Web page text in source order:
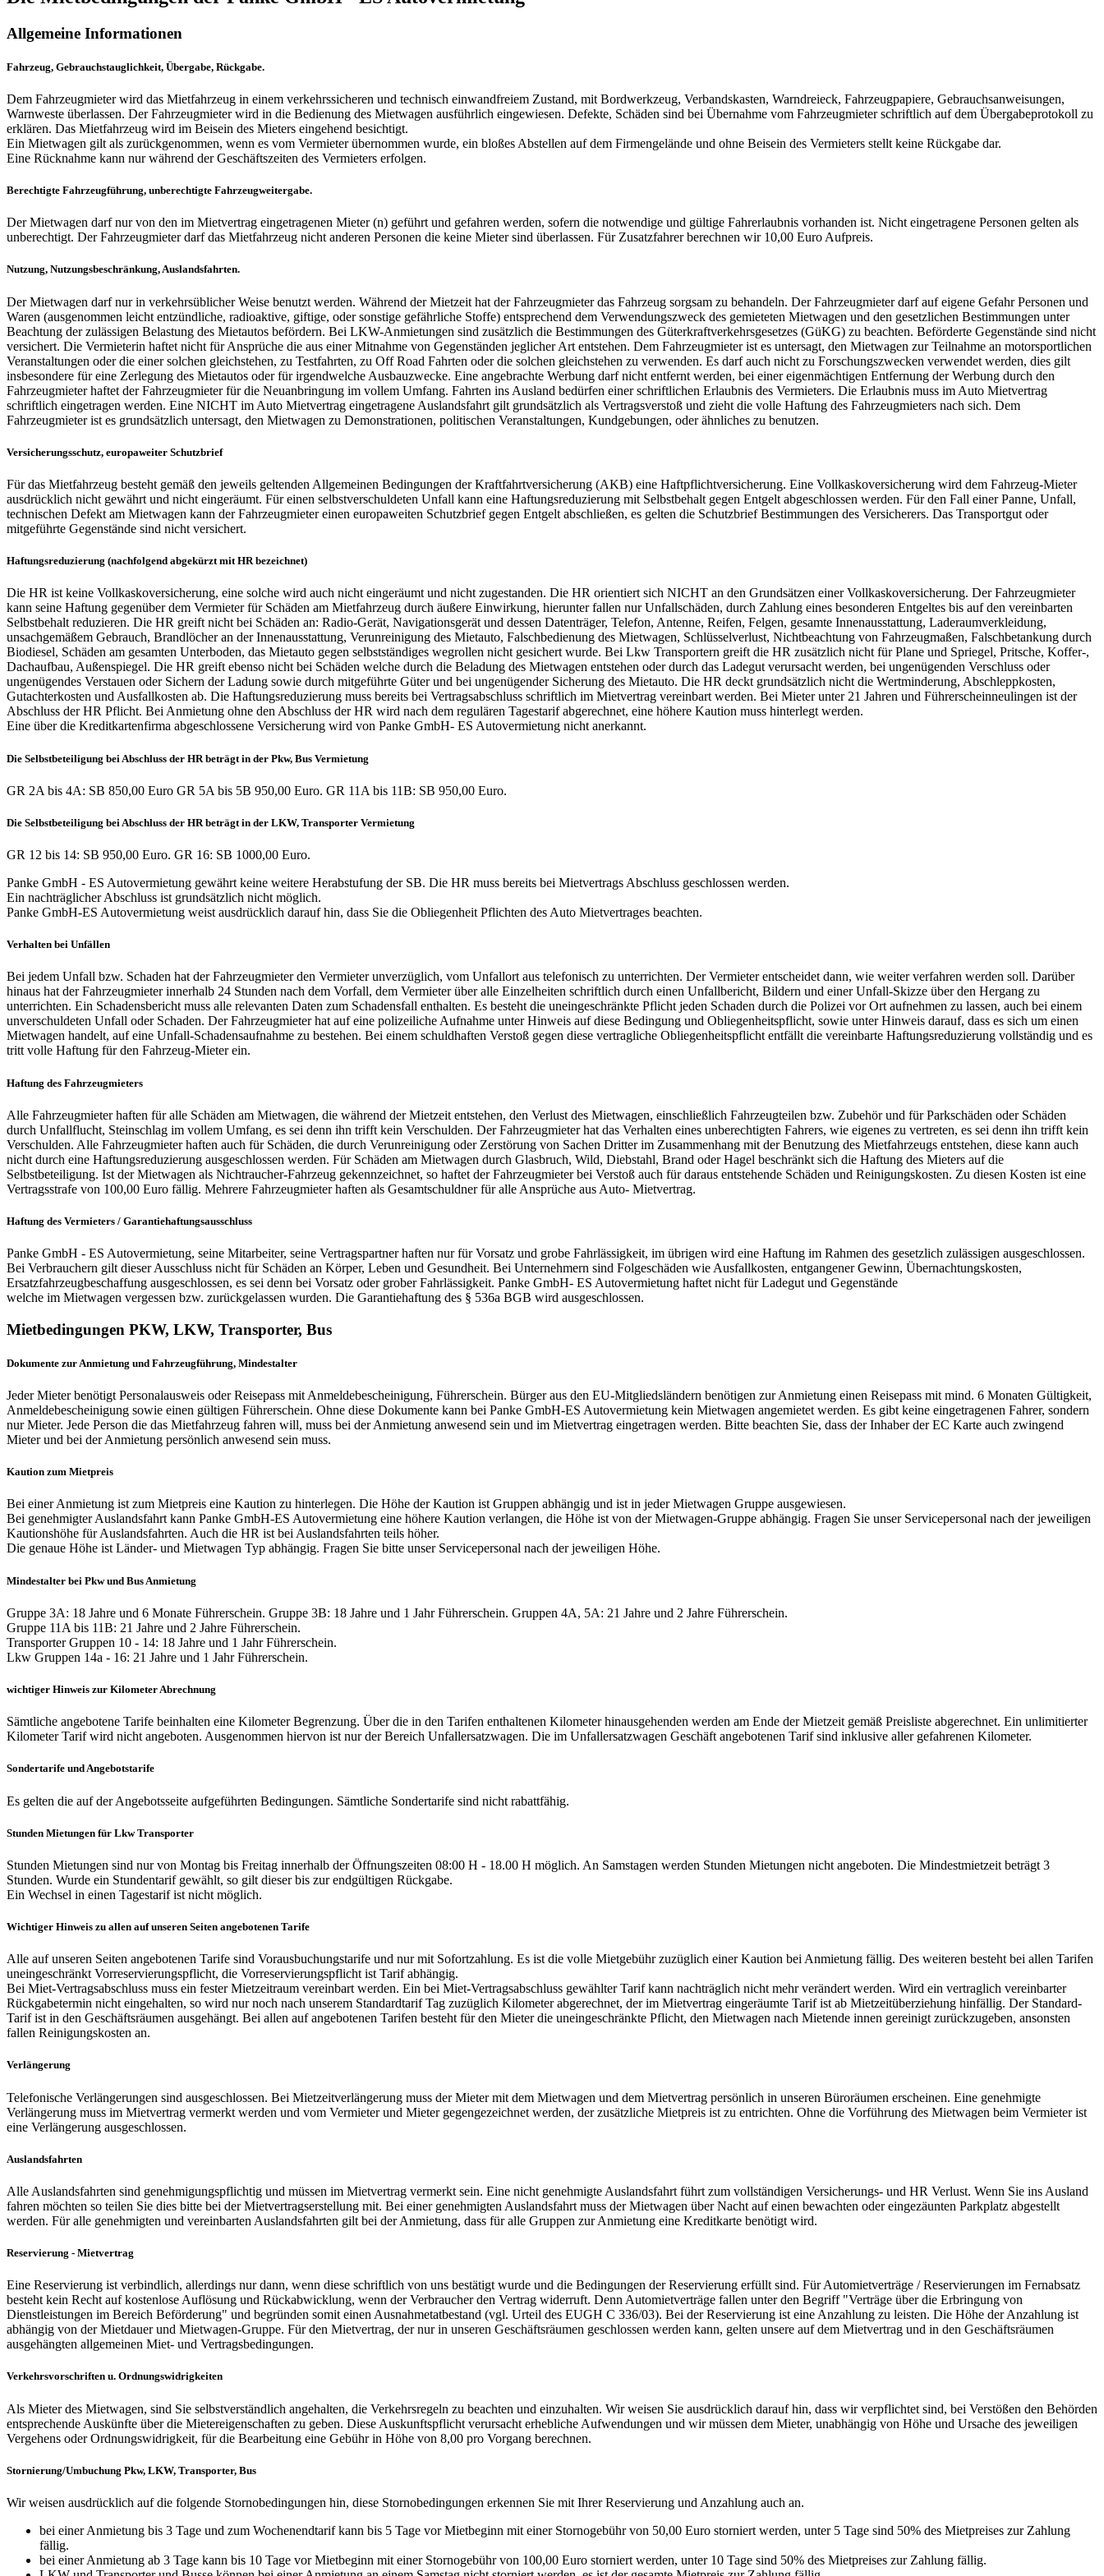
Allgemeine Informationen
Fahrzeug, Gebrauchstauglichkeit, Übergabe, Rückgabe.
Dem Fahrzeugmieter wird das Mietfahrzeug in einem verkehrssicheren und technisch einwandfreiem Zustand, mit Bordwerkzeug, Verbandskasten, Warndreieck, Fahrzeugpapiere, Gebrauchsanweisungen,
Warnweste überlassen. Der Fahrzeugmieter wird in die Bedienung des Mietwagen ausführlich eingewiesen. Defekte, Schäden sind bei Übernahme vom Fahrzeugmieter schriftlich auf dem Übergabeprotokoll zu
erklären. Das Mietfahrzeug wird im Beisein des Mieters eingehend besichtigt.
Ein Mietwagen gilt als zurückgenommen, wenn es vom Vermieter übernommen wurde, ein bloßes Abstellen auf dem Firmengelände und ohne Beisein des Vermieters stellt keine Rückgabe dar.
Eine Rücknahme kann nur während der Geschäftszeiten des Vermieters erfolgen.
Berechtigte Fahrzeugführung, unberechtigte Fahrzeugweitergabe.
Der Mietwagen darf nur von den im Mietvertrag eingetragenen Mieter (n) geführt und gefahren werden, sofern die notwendige und gültige Fahrerlaubnis vorhanden ist. Nicht eingetragene Personen gelten als
unberechtigt. Der Fahrzeugmieter darf das Mietfahrzeug nicht anderen Personen die keine Mieter sind überlassen. Für Zusatzfahrer berechnen wir 10,00 Euro Aufpreis.
Nutzung, Nutzungsbeschränkung, Auslandsfahrten.
Der Mietwagen darf nur in verkehrsüblicher Weise benutzt werden. Während der Mietzeit hat der Fahrzeugmieter das Fahrzeug sorgsam zu behandeln. Der Fahrzeugmieter darf auf eigene Gefahr Personen und
Waren (ausgenommen leicht entzündliche, radioaktive, giftige, oder sonstige gefährliche Stoffe) entsprechend dem Verwendungszweck des gemieteten Mietwagen und den gesetzlichen Bestimmungen unter
Beachtung der zulässigen Belastung des Mietautos befördern. Bei LKW-Anmietungen sind zusätzlich die Bestimmungen des Güterkraftverkehrsgesetzes (GüKG) zu beachten. Beförderte Gegenstände sind nicht
versichert. Die Vermieterin haftet nicht für Ansprüche die aus einer Mitnahme von Gegenständen jeglicher Art entstehen. Dem Fahrzeugmieter ist es untersagt, den Mietwagen zur Teilnahme an motorsportlichen
Veranstaltungen oder die einer solchen gleichstehen, zu Testfahrten, zu Off Road Fahrten oder die solchen gleichstehen zu verwenden. Es darf auch nicht zu Forschungszwecken verwendet werden, dies gilt
insbesondere für eine Zerlegung des Mietautos oder für irgendwelche Ausbauzwecke. Eine angebrachte Werbung darf nicht entfernt werden, bei einer eigenmächtigen Entfernung der Werbung durch den
Fahrzeugmieter haftet der Fahrzeugmieter für die Neuanbringung im vollem Umfang. Fahrten ins Ausland bedürfen einer schriftlichen Erlaubnis des Vermieters. Die Erlaubnis muss im Auto Mietvertrag
schriftlich eingetragen werden. Eine NICHT im Auto Mietvertrag eingetragene Auslandsfahrt gilt grundsätzlich als Vertragsverstoß und zieht die volle Haftung des Fahrzeugmieters nach sich. Dem
Fahrzeugmieter ist es grundsätzlich untersagt, den Mietwagen zu Demonstrationen, politischen Veranstaltungen, Kundgebungen, oder ähnliches zu benutzen.
Versicherungsschutz, europaweiter Schutzbrief
Für das Mietfahrzeug besteht gemäß den jeweils geltenden Allgemeinen Bedingungen der Kraftfahrtversicherung (AKB) eine Haftpflichtversicherung. Eine Vollkaskoversicherung wird dem Fahrzeug-Mieter
ausdrücklich nicht gewährt und nicht eingeräumt. Für einen selbstverschuldeten Unfall kann eine Haftungsreduzierung mit Selbstbehalt gegen Entgelt abgeschlossen werden. Für den Fall einer Panne, Unfall,
technischen Defekt am Mietwagen kann der Fahrzeugmieter einen europaweiten Schutzbrief gegen Entgelt abschließen, es gelten die Schutzbrief Bestimmungen des Versicherers. Das Transportgut oder
mitgeführte Gegenstände sind nicht versichert.
Haftungsreduzierung (nachfolgend abgekürzt mit HR bezeichnet)
Die HR ist keine Vollkaskoversicherung, eine solche wird auch nicht eingeräumt und nicht zugestanden. Die HR orientiert sich NICHT an den Grundsätzen einer Vollkaskoversicherung. Der Fahrzeugmieter
kann seine Haftung gegenüber dem Vermieter für Schäden am Mietfahrzeug durch äußere Einwirkung, hierunter fallen nur Unfallschäden, durch Zahlung eines besonderen Entgeltes bis auf den vereinbarten
Selbstbehalt reduzieren. Die HR greift nicht bei Schäden an: Radio-Gerät, Navigationsgerät und dessen Datenträger, Telefon, Antenne, Reifen, Felgen, gesamte Innenausstattung, Laderaumverkleidung,
unsachgemäßem Gebrauch, Brandlöcher an der Innenausstattung, Verunreinigung des Mietauto, Falschbedienung des Mietwagen, Schlüsselverlust, Nichtbeachtung von Fahrzeugmaßen, Falschbetankung durch
Biodiesel, Schäden am gesamten Unterboden, das Mietauto gegen selbstständiges wegrollen nicht gesichert wurde. Bei Lkw Transportern greift die HR zusätzlich nicht für Plane und Spriegel, Pritsche, Koffer-,
Dachaufbau, Außenspiegel. Die HR greift ebenso nicht bei Schäden welche durch die Beladung des Mietwagen entstehen oder durch das Ladegut verursacht werden, bei ungenügenden Verschluss oder
ungenügendes Verstauen oder Sichern der Ladung sowie durch mitgeführte Güter und bei ungenügender Sicherung des Mietauto. Die HR deckt grundsätzlich nicht die Wertminderung, Abschleppkosten,
Gutachterkosten und Ausfallkosten ab. Die Haftungsreduzierung muss bereits bei Vertragsabschluss schriftlich im Mietvertrag vereinbart werden. Bei Mieter unter 21 Jahren und Führerscheinneulingen ist der
Abschluss der HR Pflicht. Bei Anmietung ohne den Abschluss der HR wird nach dem regulären Tagestarif abgerechnet, eine höhere Kaution muss hinterlegt werden.
Eine über die Kreditkartenfirma abgeschlossene Versicherung wird von Panke GmbH- ES Autovermietung nicht anerkannt.
Die Selbstbeteiligung bei Abschluss der HR beträgt in der Pkw, Bus Vermietung
GR 2A bis 4A: SB 850,00 Euro GR 5A bis 5B 950,00 Euro. GR 11A bis 11B: SB 950,00 Euro.
Die Selbstbeteiligung bei Abschluss der HR beträgt in der LKW, Transporter Vermietung
GR 12 bis 14: SB 950,00 Euro. GR 16: SB 1000,00 Euro.
Panke GmbH - ES Autovermietung gewährt keine weitere Herabstufung der SB. Die HR muss bereits bei Mietvertrags Abschluss geschlossen werden.
Ein nachträglicher Abschluss ist grundsätzlich nicht möglich.
Panke GmbH-ES Autovermietung weist ausdrücklich darauf hin, dass Sie die Obliegenheit Pflichten des Auto Mietvertrages beachten.
Verhalten bei Unfällen
Bei jedem Unfall bzw. Schaden hat der Fahrzeugmieter den Vermieter unverzüglich, vom Unfallort aus telefonisch zu unterrichten. Der Vermieter entscheidet dann, wie weiter verfahren werden soll. Darüber
hinaus hat der Fahrzeugmieter innerhalb 24 Stunden nach dem Vorfall, dem Vermieter über alle Einzelheiten schriftlich durch einen Unfallbericht, Bildern und einer Unfall-Skizze über den Hergang zu
unterrichten. Ein Schadensbericht muss alle relevanten Daten zum Schadensfall enthalten. Es besteht die uneingeschränkte Pflicht jeden Schaden durch die Polizei vor Ort aufnehmen zu lassen, auch bei einem
unverschuldeten Unfall oder Schaden. Der Fahrzeugmieter hat auf eine polizeiliche Aufnahme unter Hinweis auf diese Bedingung und Obliegenheitspflicht, sowie unter Hinweis darauf, dass es sich um einen
Mietwagen handelt, auf eine Unfall-Schadensaufnahme zu bestehen. Bei einem schuldhaften Verstoß gegen diese vertragliche Obliegenheitspflicht entfällt die vereinbarte Haftungsreduzierung vollständig und es
tritt volle Haftung für den Fahrzeug-Mieter ein.
Haftung des Fahrzeugmieters
Alle Fahrzeugmieter haften für alle Schäden am Mietwagen, die während der Mietzeit entstehen, den Verlust des Mietwagen, einschließlich Fahrzeugteilen bzw. Zubehör und für Parkschäden oder Schäden
durch Unfallflucht, Steinschlag im vollem Umfang, es sei denn ihn trifft kein Verschulden. Der Fahrzeugmieter hat das Verhalten eines unberechtigten Fahrers, wie eigenes zu vertreten, es sei denn ihn trifft kein
Verschulden. Alle Fahrzeugmieter haften auch für Schäden, die durch Verunreinigung oder Zerstörung von Sachen Dritter im Zusammenhang mit der Benutzung des Mietfahrzeugs entstehen, diese kann auch
nicht durch eine Haftungsreduzierung ausgeschlossen werden. Für Schäden am Mietwagen durch Glasbruch, Wild, Diebstahl, Brand oder Hagel beschränkt sich die Haftung des Mieters auf die
Selbstbeteiligung. Ist der Mietwagen als Nichtraucher-Fahrzeug gekennzeichnet, so haftet der Fahrzeugmieter bei Verstoß auch für daraus entstehende Schäden und Reinigungskosten. Zu diesen Kosten ist eine
Vertragsstrafe von 100,00 Euro fällig. Mehrere Fahrzeugmieter haften als Gesamtschuldner für alle Ansprüche aus Auto- Mietvertrag.
Haftung des Vermieters / Garantiehaftungsausschluss
Panke GmbH - ES Autovermietung, seine Mitarbeiter, seine Vertragspartner haften nur für Vorsatz und grobe Fahrlässigkeit, im übrigen wird eine Haftung im Rahmen des gesetzlich zulässigen ausgeschlossen.
Bei Verbrauchern gilt dieser Ausschluss nicht für Schäden an Körper, Leben und Gesundheit. Bei Unternehmern sind Folgeschäden wie Ausfallkosten, entgangener Gewinn, Übernachtungskosten,
Ersatzfahrzeugbeschaffung ausgeschlossen, es sei denn bei Vorsatz oder grober Fahrlässigkeit. Panke GmbH- ES Autovermietung haftet nicht für Ladegut und Gegenstände
welche im Mietwagen vergessen bzw. zurückgelassen wurden. Die Garantiehaftung des § 536a BGB wird ausgeschlossen.
Mietbedingungen PKW, LKW, Transporter, Bus
Dokumente zur Anmietung und Fahrzeugführung, Mindestalter
Jeder Mieter benötigt Personalausweis oder Reisepass mit Anmeldebescheinigung, Führerschein. Bürger aus den EU-Mitgliedsländern benötigen zur Anmietung einen Reisepass mit mind. 6 Monaten Gültigkeit,
Anmeldebescheinigung sowie einen gültigen Führerschein. Ohne diese Dokumente kann bei Panke GmbH-ES Autovermietung kein Mietwagen angemietet werden. Es gibt keine eingetragenen Fahrer, sondern
nur Mieter. Jede Person die das Mietfahrzeug fahren will, muss bei der Anmietung anwesend sein und im Mietvertrag eingetragen werden. Bitte beachten Sie, dass der Inhaber der EC Karte auch zwingend
Mieter und bei der Anmietung persönlich anwesend sein muss.
Kaution zum Mietpreis
Bei einer Anmietung ist zum Mietpreis eine Kaution zu hinterlegen. Die Höhe der Kaution ist Gruppen abhängig und ist in jeder Mietwagen Gruppe ausgewiesen.
Bei genehmigter Auslandsfahrt kann Panke GmbH-ES Autovermietung eine höhere Kaution verlangen, die Höhe ist von der Mietwagen-Gruppe abhängig. Fragen Sie unser Servicepersonal nach der jeweiligen
Kautionshöhe für Auslandsfahrten. Auch die HR ist bei Auslandsfahrten teils höher.
Die genaue Höhe ist Länder- und Mietwagen Typ abhängig. Fragen Sie bitte unser Servicepersonal nach der jeweiligen Höhe.
Mindestalter bei Pkw und Bus Anmietung
Gruppe 3A: 18 Jahre und 6 Monate Führerschein. Gruppe 3B: 18 Jahre und 1 Jahr Führerschein. Gruppen 4A, 5A: 21 Jahre und 2 Jahre Führerschein.
Gruppe 11A bis 11B: 21 Jahre und 2 Jahre Führerschein.
Transporter Gruppen 10 - 14: 18 Jahre und 1 Jahr Führerschein.
Lkw Gruppen 14a - 16: 21 Jahre und 1 Jahr Führerschein.
wichtiger Hinweis zur Kilometer Abrechnung
Sämtliche angebotene Tarife beinhalten eine Kilometer Begrenzung. Über die in den Tarifen enthaltenen Kilometer hinausgehenden werden am Ende der Mietzeit gemäß Preisliste abgerechnet. Ein unlimitierter
Kilometer Tarif wird nicht angeboten. Ausgenommen hiervon ist nur der Bereich Unfallersatzwagen. Die im Unfallersatzwagen Geschäft angebotenen Tarif sind inklusive aller gefahrenen Kilometer.
Sondertarife und Angebotstarife
Es gelten die auf der Angebotsseite aufgeführten Bedingungen. Sämtliche Sondertarife sind nicht rabattfähig.
Stunden Mietungen für Lkw Transporter
Stunden Mietungen sind nur von Montag bis Freitag innerhalb der Öffnungszeiten 08:00 H - 18.00 H möglich. An Samstagen werden Stunden Mietungen nicht angeboten. Die Mindestmietzeit beträgt 3
Stunden. Wurde ein Stundentarif gewählt, so gilt dieser bis zur endgültigen Rückgabe.
Ein Wechsel in einen Tagestarif ist nicht möglich.
Wichtiger Hinweis zu allen auf unseren Seiten angebotenen Tarife
Alle auf unseren Seiten angebotenen Tarife sind Vorausbuchungstarife und nur mit Sofortzahlung. Es ist die volle Mietgebühr zuzüglich einer Kaution bei Anmietung fällig. Des weiteren besteht bei allen Tarifen
uneingeschränkt Vorreservierungspflicht, die Vorreservierungspflicht ist Tarif abhängig.
Bei Miet-Vertragsabschluss muss ein fester Mietzeitraum vereinbart werden. Ein bei Miet-Vertragsabschluss gewählter Tarif kann nachträglich nicht mehr verändert werden. Wird ein vertraglich vereinbarter
Rückgabetermin nicht eingehalten, so wird nur noch nach unserem Standardtarif Tag zuzüglich Kilometer abgerechnet, der im Mietvertrag eingeräumte Tarif ist ab Mietzeitüberziehung hinfällig. Der Standard-
Tarif ist in den Geschäftsräumen ausgehängt. Bei allen auf angebotenen Tarifen besteht für den Mieter die uneingeschränkte Pflicht, den Mietwagen nach Mietende innen gereinigt zurückzugeben, ansonsten
fallen Reinigungskosten an.
Verlängerung
Telefonische Verlängerungen sind ausgeschlossen. Bei Mietzeitverlängerung muss der Mieter mit dem Mietwagen und dem Mietvertrag persönlich in unseren Büroräumen erscheinen. Eine genehmigte
Verlängerung muss im Mietvertrag vermerkt werden und vom Vermieter und Mieter gegengezeichnet werden, der zusätzliche Mietpreis ist zu entrichten. Ohne die Vorführung des Mietwagen beim Vermieter ist
eine Verlängerung ausgeschlossen.
Auslandsfahrten
Alle Auslandsfahrten sind genehmigungspflichtig und müssen im Mietvertrag vermerkt sein. Eine nicht genehmigte Auslandsfahrt führt zum vollständigen Versicherungs- und HR Verlust. Wenn Sie ins Ausland
fahren möchten so teilen Sie dies bitte bei der Mietvertragserstellung mit. Bei einer genehmigten Auslandsfahrt muss der Mietwagen über Nacht auf einen bewachten oder eingezäunten Parkplatz abgestellt
werden. Für alle genehmigten und vereinbarten Auslandsfahrten gilt bei der Anmietung, dass für alle Gruppen zur Anmietung eine Kreditkarte benötigt wird.
Reservierung - Mietvertrag
Eine Reservierung ist verbindlich, allerdings nur dann, wenn diese schriftlich von uns bestätigt wurde und die Bedingungen der Reservierung erfüllt sind. Für Automietverträge / Reservierungen im Fernabsatz
besteht kein Recht auf kostenlose Auflösung und Rückabwicklung, wenn der Verbraucher den Vertrag widerruft. Denn Automietverträge fallen unter den Begriff "Verträge über die Erbringung von
Dienstleistungen im Bereich Beförderung" und begründen somit einen Ausnahmetatbestand (vgl. Urteil des EUGH C 336/03). Bei der Reservierung ist eine Anzahlung zu leisten. Die Höhe der Anzahlung ist
abhängig von der Mietdauer und Mietwagen-Gruppe. Für den Mietvertrag, der nur in unseren Geschäftsräumen geschlossen werden kann, gelten unsere auf dem Mietvertrag und in den Geschäftsräumen
ausgehängten allgemeinen Miet- und Vertragsbedingungen.
Verkehrsvorschriften u. Ordnungswidrigkeiten
Als Mieter des Mietwagen, sind Sie selbstverständlich angehalten, die Verkehrsregeln zu beachten und einzuhalten. Wir weisen Sie ausdrücklich darauf hin, dass wir verpflichtet sind, bei Verstößen den Behörden
entsprechende Auskünfte über die Mietereigenschaften zu geben. Diese Auskunftspflicht verursacht erhebliche Aufwendungen und wir müssen dem Mieter, unabhängig von Höhe und Ursache des jeweiligen
Vergehens oder Ordnungswidrigkeit, für die Bearbeitung eine Gebühr in Höhe von 8,00 pro Vorgang berechnen.
Stornierung/Umbuchung Pkw, LKW, Transporter, Bus
Wir weisen ausdrücklich auf die folgende Stornobedingungen hin, diese Stornobedingungen erkennen Sie mit Ihrer Reservierung und Anzahlung auch an.
bei einer Anmietung bis 3 Tage und zum Wochenendtarif kann bis 5 Tage vor Mietbeginn mit einer Stornogebühr von 50,00 Euro storniert werden, unter 5 Tage sind 50% des Mietpreises zur Zahlung
fällig.
bei einer Anmietung ab 3 Tage kann bis 10 Tage vor Mietbeginn mit einer Stornogebühr von 100,00 Euro storniert werden, unter 10 Tage sind 50% des Mietpreises zur Zahlung fällig.